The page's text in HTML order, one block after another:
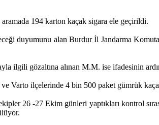
194 karton kaçak sigara ele geçirildi.
duyumunu alan Burdur İl Jandarma
ilgili gözaltına alınan M.M. ise ifadesinin
Varto ilçelerinde 4 bin 500 paket gümrük
26 -27 Ekim günleri yaptıkları kontrol